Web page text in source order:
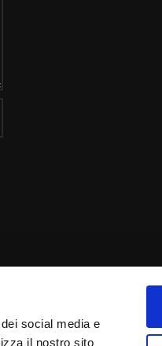
social media e
il nostro sito
Info utili